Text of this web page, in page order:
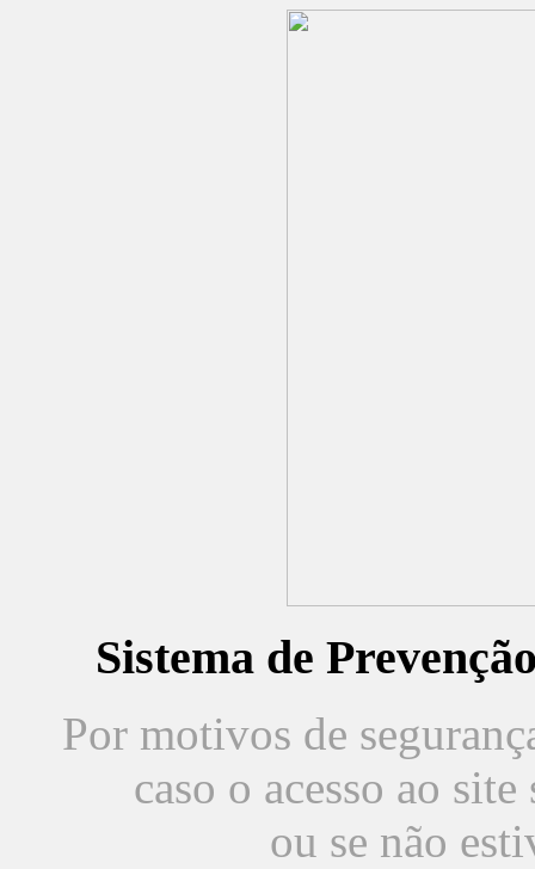
Sistema de
Por motivos de
caso o acesso ao
ou se não